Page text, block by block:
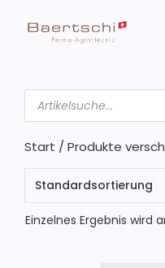
Inhalt
Products
search
Start / Produkte
Einzelnes Ergebnis wird